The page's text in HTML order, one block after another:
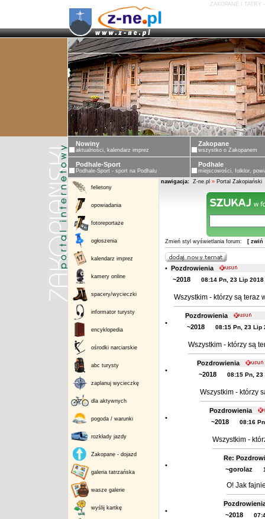
ZAKOPANE I TATRY
Nowiny
aktualności, kalendarz imprez
Zakopane
wszystko o Zakopanem
Podhale-Sport
Podhale-Sport - sport na Podhalu
Podhale
miejscowości, folklor,
felietony
opowiadania
fotoreportaże
ogłoszenia
kalendarz imprez
kamery online
spacery/wycieczki
informator turysty
encyklopedia
ośrodki narciarskie
abc turysty
zaplanuj wycieczkę
dla aktywnych
pogoda / warunki
rozkłady jazdy
Zakopane - dojazd
galeria tatrzańska
wasze galerie
wyślij kartkę
nawigacja: Z-ne.pl » Portal Zakopiański
Zmień styl wyświetlania forum: [ zwiń
• Pozdrowienia
~2018
08:14 Pn, 23 Lip 2018
Wszystkim - którzy są teraz
•
Pozdrowienia
~2018
08:15 Pn, 23 Lip
Wszystkim - którzy są
•
Pozdrowienia
~2018
08:15 Pn, 23
Wszystkim - którzy
•
Pozdrowienia
~2018
08:16
Wszystkim -
•
Re:
~gorolaz
O! Jak
•
~2018